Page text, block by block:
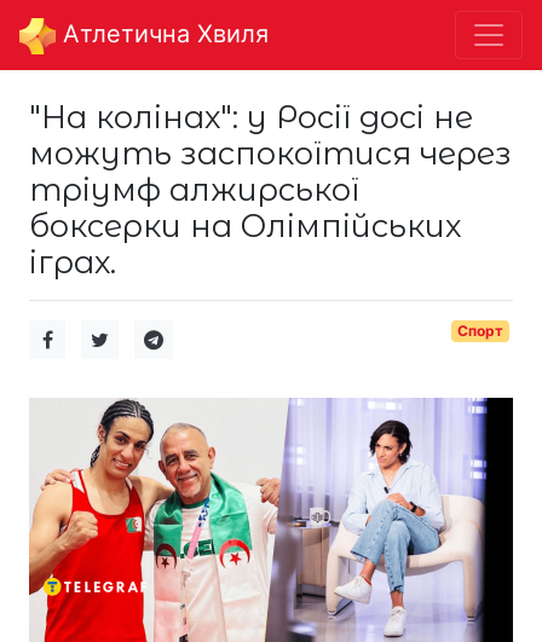
Aтлетична Хвиля
"На колінах": у Росії досі не
можуть заспокоїтися через
тріумф алжирської
боксерки на Олімпійських
іграх.
Спорт